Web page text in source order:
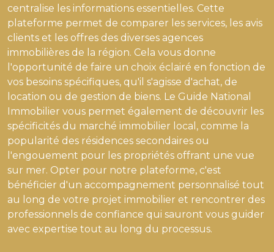
centralise les informations essentielles. Cette
plateforme permet de comparer les services, les avis
clients et les offres des diverses agences
immobilières de la région. Cela vous donne
l'opportunité de faire un choix éclairé en fonction de
vos besoins spécifiques, qu'il s'agisse d'achat, de
location ou de gestion de biens. Le Guide National
Immobilier vous permet également de découvrir les
spécificités du marché immobilier local, comme la
popularité des résidences secondaires ou
l'engouement pour les propriétés offrant une vue
sur mer. Opter pour notre plateforme, c'est
bénéficier d'un accompagnement personnalisé tout
au long de votre projet immobilier et rencontrer des
professionnels de confiance qui sauront vous guider
avec expertise tout au long du processus.